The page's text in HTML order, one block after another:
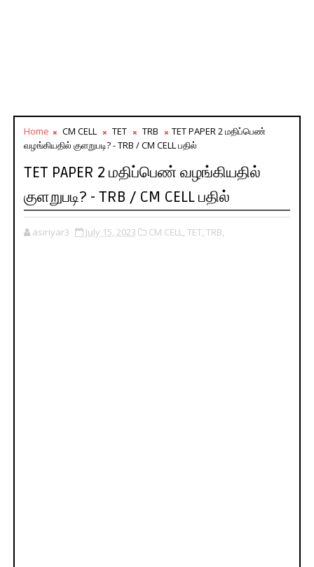
Home CM CELL TET TRB
TET PAPER 2 மதிப்பெண்
வழங்கியதில் குளறுபடி? - TRB / CM CELL பதில்
TET PAPER 2 மதிப்பெண் வழங்கியதில்
குளறுபடி? - TRB / CM CELL பதில்
asiriyar3 July 15, 2023 CM CELL, TET, TRB,